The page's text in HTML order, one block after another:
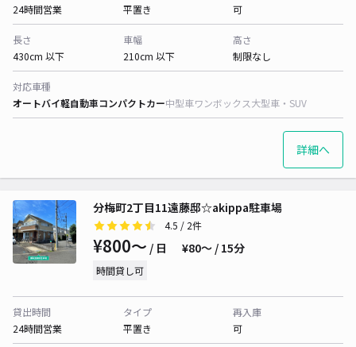
24時間営業
平置き
可
長さ
430cm 以下
車幅
210cm 以下
高さ
制限なし
対応車種
オートバイ軽自動車コンパクトカー中型車ワンボックス大型車・SUV
詳細へ
分梅町2丁目11遠藤邸☆akippa駐車場
4.5 / 2件
¥800〜 / 日 ¥80〜 / 15分
時間貸し可
貸出時間
24時間営業
タイプ
平置き
再入庫
可